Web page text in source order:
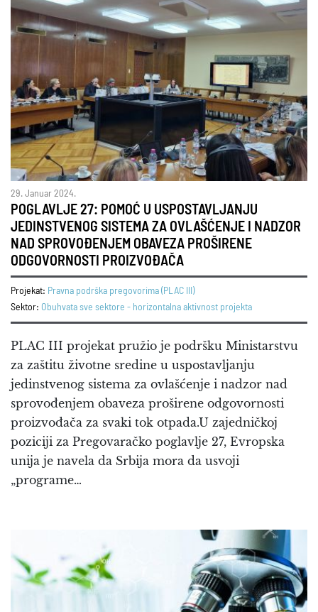
29. Januar 2024.
POGLAVLJE 27: POMOĆ U USPOSTAVLJANJU
JEDINSTVENOG SISTEMA ZA OVLAŠĆENJE I NADZOR
NAD SPROVOĐENJEM OBAVEZA PROŠIRENE
ODGOVORNOSTI PROIZVOĐAČA
Projekat: Pravna podrška pregovorima (PLAC III)
Sektor: Obuhvata sve sektore - horizontalna aktivnost projekta
PLAC III projekat pružio je podršku Ministarstvu
za zaštitu životne sredine u uspostavljanju
jedinstvenog sistema za ovlašćenje i nadzor nad
sprovođenjem obaveza proširene odgovornosti
proizvođača za svaki tok otpada.U zajedničkoj
poziciji za Pregovaračko poglavlje 27, Evropska
unija je navela da Srbija mora da usvoji
„programe…